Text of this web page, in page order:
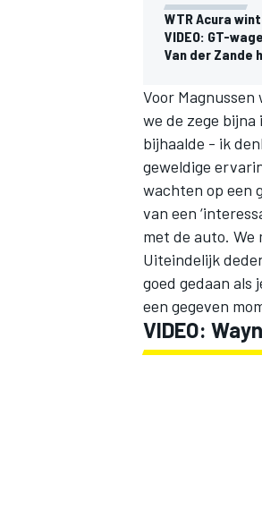
WTR Acura
VIDEO: GT-
Van der Zande
Voor Magnussen
we de zege
bijhaalde - ik
geweldige
wachten op een
van een
met de auto.
Uiteindelijk
goed gedaan als
een gegeven
VIDEO: